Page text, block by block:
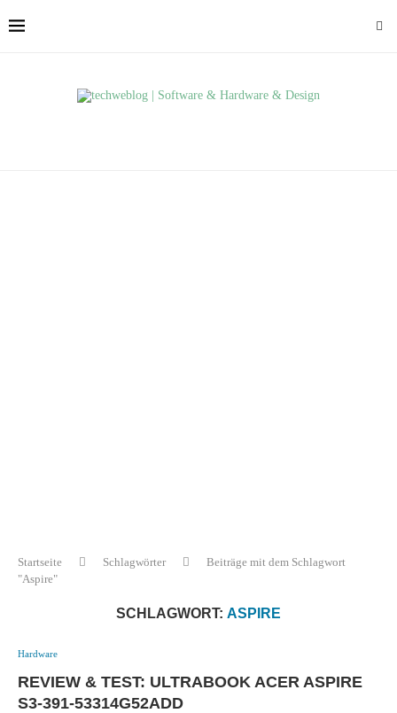
Startseite Schlagwörter
Beiträge mit dem Schlagwort
"Aspire"
SCHLAGWORT: ASPIRE
Hardware
REVIEW & TEST: ULTRABOOK ACER ASPIRE
S3-391-53314G52ADD